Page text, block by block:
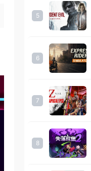
5
6
7
8